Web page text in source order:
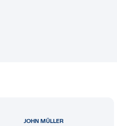
JOHN MÜLLER